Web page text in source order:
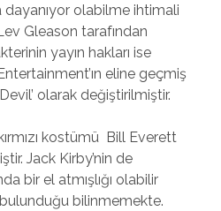
dayanıyor olabilme ihtimali
Gleason tarafından
yayın hakları ise
eline geçmiş
olarak değiştirilmiştir.
kostümü Bill Everett
Jack Kirby’nin de
bir el atmışlığı olabilir
bilinmemekte.